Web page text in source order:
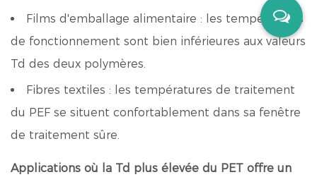
Films d'emballage alimentaire : les températures
de fonctionnement sont bien inférieures aux valeurs
Td des deux polymères.
Fibres textiles : les températures de traitement
du PEF se situent confortablement dans sa fenêtre
de traitement sûre.
Applications où la Td plus élevée du PET offre un